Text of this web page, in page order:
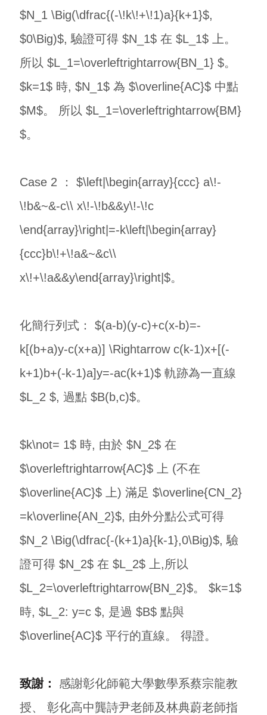
$N_1 \Big(\dfrac{(-\!k\!+\!1)a}{k+1}$,
$0\Big)$, 驗證可得 $N_1$ 在 $L_1$ 上。
所以 $L_1=\overleftrightarrow{BN_1} $。
$k=1$ 時, $N_1$ 為 $\overline{AC}$ 中點
$M$。 所以 $L_1=\overleftrightarrow{BM}
$。
Case 2 ： $\left|\begin{array}{ccc} a\!-
\!b&~&-c\\ x\!-\!b&&y\!-\!c
\end{array}\right|=-k\left|\begin{array}
{ccc}b\!+\!a&~&c\\
x\!+\!a&&y\end{array}\right|$。
化簡行列式： $(a-b)(y-c)+c(x-b)=-
k[(b+a)y-c(x+a)] \Rightarrow c(k-1)x+[(-
k+1)b+(-k-1)a]y=-ac(k+1)$ 軌跡為一直線
$L_2 $, 過點 $B(b,c)$。
$k\not= 1$ 時, 由於 $N_2$ 在
$\overleftrightarrow{AC}$ 上 (不在
$\overline{AC}$ 上) 滿足 $\overline{CN_2}
=k\overline{AN_2}$, 由外分點公式可得
$N_2 \Big(\dfrac{-(k+1)a}{k-1},0\Big)$, 驗
證可得 $N_2$ 在 $L_2$ 上,所以
$L_2=\overleftrightarrow{BN_2}$。 $k=1$
時, $L_2: y=c $, 是過 $B$ 點與
$\overline{AC}$ 平行的直線。 得證。
致謝： 感謝彰化師範大學數學系蔡宗龍教
授、 彰化高中龔詩尹老師及林典蔚老師指